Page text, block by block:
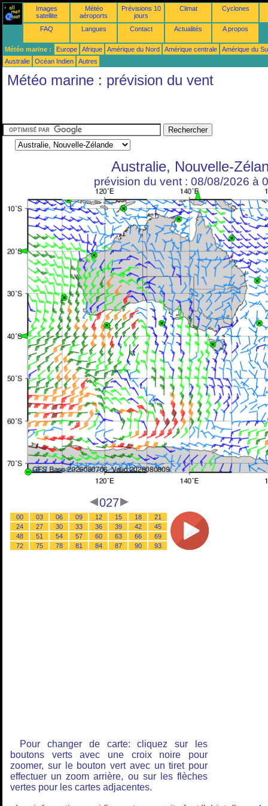
Images
satellite
Météo
aéroports
Prévisions 10
jours
Climat Cyclones
FAQ Langues Contact Actualités A propos
Météo marine : Europe Afrique Amérique du Nord Amérique centrale
Amérique du
Australie
Océan Indien Autres
Météo marine : prévision du vent
Australie, Nouvelle-
prévision du vent : 08/08/2026 à
027
00 03 06 09 12 15 18
21
24
27 30 33 36 39 42
45
48
51 54 57 60 63 66
69
72
75 78 81 84 87 90 93
Pour changer de carte: cliquez sur les
boutons verts avec une croix noire pour
zoomer, sur le bouton vert avec un tiret pour
effectuer un zoom arrière, ou sur les flèches
vertes pour les cartes adjacentes.